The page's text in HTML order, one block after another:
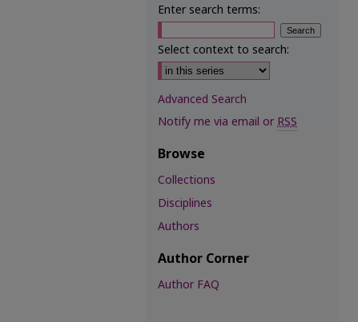
Enter search terms:
Select context to search:
Advanced Search
Notify me via email orRSS
Browse
Collections
Disciplines
Authors
Author Corner
Author FAQ